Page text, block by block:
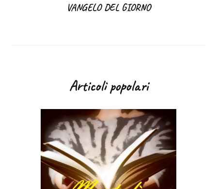
VANGELO DEL GIORNO
Articoli popolari